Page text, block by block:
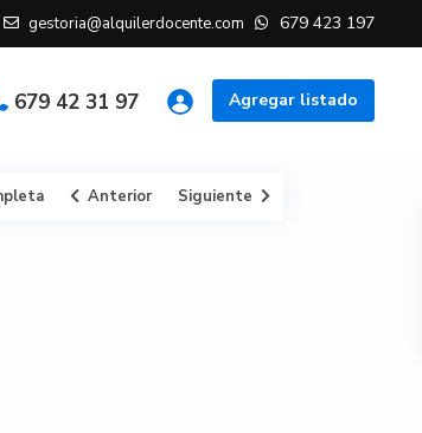
gestoria@alquilerdocente.com 679 423 197
Agregar listado
679 42 31 97
Anterior Siguiente